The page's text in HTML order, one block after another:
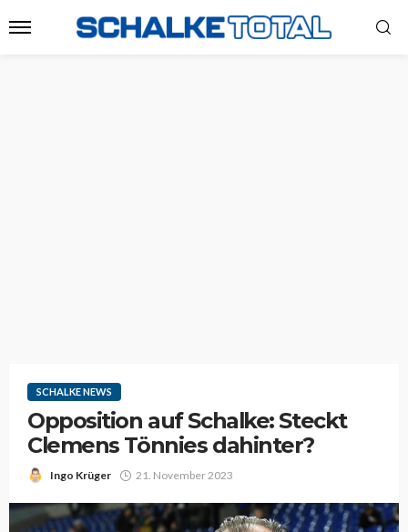
SCHALKE NEWS
Opposition auf Schalke: Steckt
Clemens Tönnies dahinter?
Ingo Krüger 21. November 2023